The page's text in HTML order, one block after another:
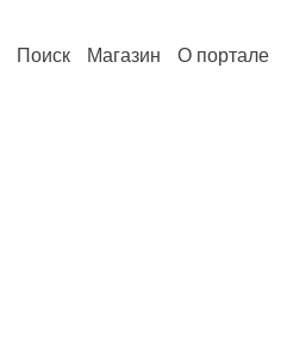
Поиск Магазин О портале